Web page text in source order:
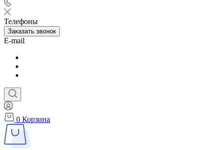
Телефоны
Заказать звонок
E-mail
0 Корзина